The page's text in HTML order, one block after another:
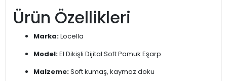
Ürün Özellikleri
Marka:Locella
Model:El Dikişli Dijital Soft Pamuk Eşarp
Malzeme:Soft kumaş, kaymaz doku